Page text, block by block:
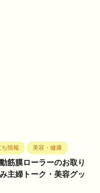
ち情報 美容・健康
筋膜ローラーのお取り
主婦トーク・美容グッ